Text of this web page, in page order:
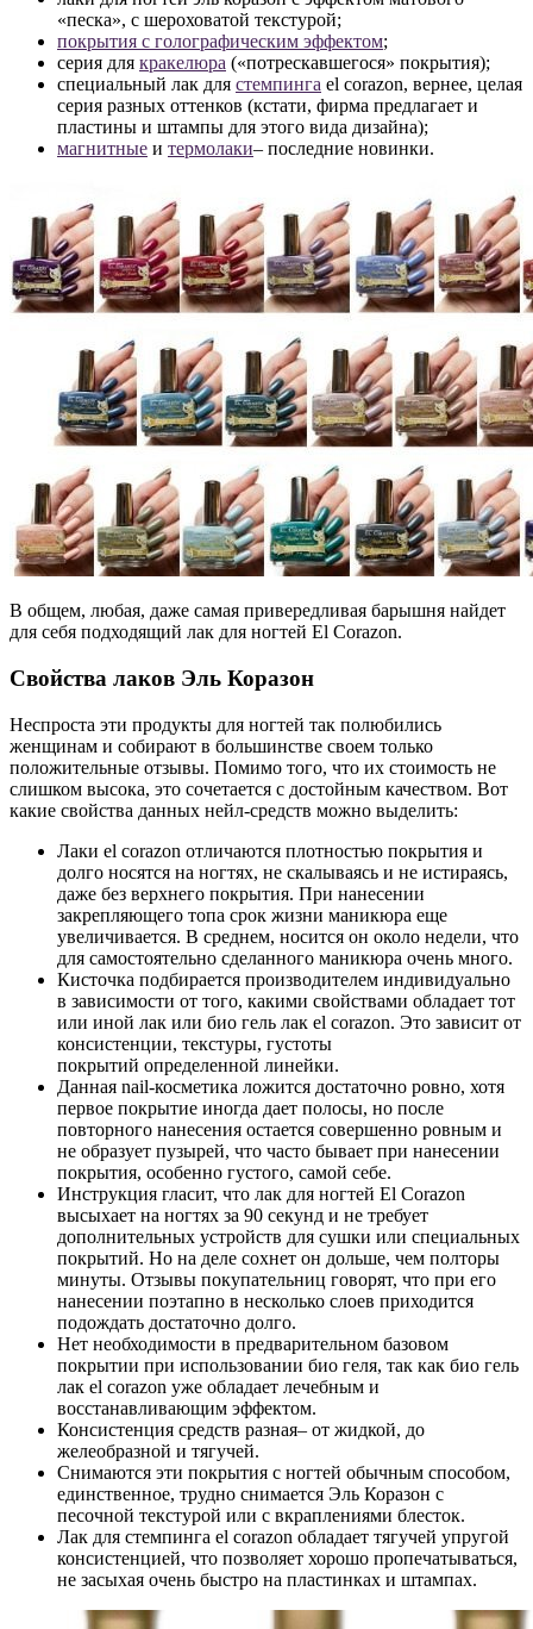
«песка», с шероховатой текстурой;
покрытия с голографическим эффектом;
серия для кракелюра («потрескавшегося» покрытия);
специальный лак для стемпинга el corazon, вернее, целая
серия разных оттенков (кстати, фирма предлагает и
пластины и штампы для этого вида дизайна);
магнитные и термолаки– последние новинки.
В общем, любая, даже самая привередливая барышня найдет
для себя подходящий лак для ногтей El Corazon.
Свойства лаков Эль Коразон
Неспроста эти продукты для ногтей так полюбились
женщинам и собирают в большинстве своем только
положительные отзывы. Помимо того, что их стоимость не
слишком высока, это сочетается с достойным качеством. Вот
какие свойства данных нейл-средств можно выделить:
Лаки el corazon отличаются плотностью покрытия и
долго носятся на ногтях, не скалываясь и не истираясь,
даже без верхнего покрытия. При нанесении
закрепляющего топа срок жизни маникюра еще
увеличивается. В среднем, носится он около недели, что
для самостоятельно сделанного маникюра очень много.
Кисточка подбирается производителем индивидуально
в зависимости от того, какими свойствами обладает тот
или иной лак или био гель лак el corazon. Это зависит от
консистенции, текстуры, густоты
покрытий определенной линейки.
Данная nail-косметика ложится достаточно ровно, хотя
первое покрытие иногда дает полосы, но после
повторного нанесения остается совершенно ровным и
не образует пузырей, что часто бывает при нанесении
покрытия, особенно густого, самой себе.
Инструкция гласит, что лак для ногтей El Corazon
высыхает на ногтях за 90 секунд и не требует
дополнительных устройств для сушки или специальных
покрытий. Но на деле сохнет он дольше, чем полторы
минуты. Отзывы покупательниц говорят, что при его
нанесении поэтапно в несколько слоев приходится
подождать достаточно долго.
Нет необходимости в предварительном базовом
покрытии при использовании био геля, так как био гель
лак el corazon уже обладает лечебным и
восстанавливающим эффектом.
Консистенция средств разная– от жидкой, до
желеобразной и тягучей.
Снимаются эти покрытия с ногтей обычным способом,
единственное, трудно снимается Эль Коразон с
песочной текстурой или с вкраплениями блесток.
Лак для стемпинга el corazon обладает тягучей упругой
консистенцией, что позволяет хорошо пропечатываться,
не засыхая очень быстро на пластинках и штампах.